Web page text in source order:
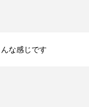
な感じです